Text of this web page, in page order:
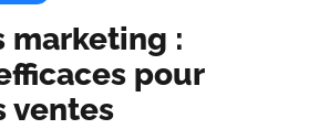
marketing :
pour
ventes